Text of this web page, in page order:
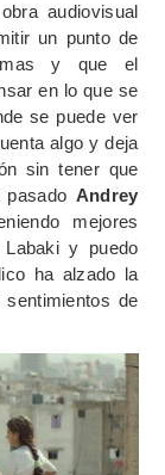
audiovisual
un punto de
y que el
en lo que se
se puede ver
algo y deja
sin tener que
Andrey
mejores
y puedo
ha alzado la
de